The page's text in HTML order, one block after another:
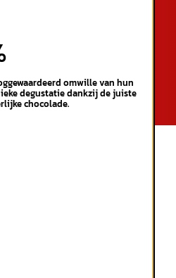
omwille van hun
degustatie dankzij de juiste
chocolade.